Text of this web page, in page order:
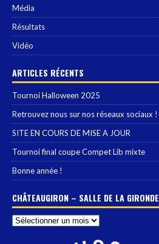
Média
Résultats
Vidéo
ARTICLES RÉCENTS
Tournoi Halloween 2025
Retrouvez nous sur nos réseaux sociaux !
SITE EN COURS DE MISE A JOUR
Tournoi final coupe Compet Lib mixte
Bonne année !
CHÂTEAUGIRON – SALLE DE LA GIRONDE